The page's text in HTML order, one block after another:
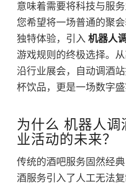
意味着需要将科技与服
您希望将一场普通的聚
独特体验，引入 机器人
游戏规则的终极选择。
沿行业展会，自动调酒
杯饮品，更是一场数字盛
为什么 机器人
业活动的未来？
传统的酒吧服务固然经
酒服务引入了人工无法